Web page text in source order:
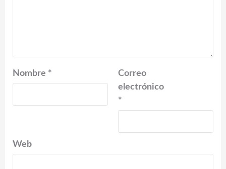
Nombre *
Correo
electrónico
*
Web